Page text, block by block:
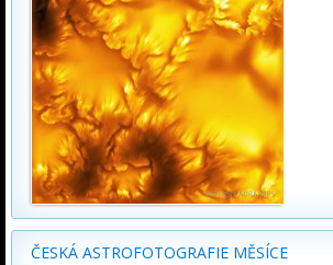
ČESKÁ ASTROFOTOGRAFIE MĚSÍCE